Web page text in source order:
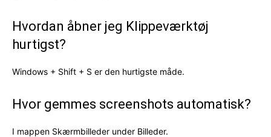
Hvordan åbner jeg Klippeværktøj
hurtigst?
Windows + Shift + S er den hurtigste måde.
Hvor gemmes screenshots automatisk?
I mappen Skærmbilleder under Billeder.